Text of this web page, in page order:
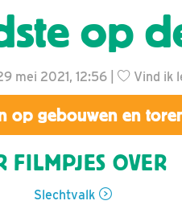
op
mei 2021, 12:56 | Vind ik
op gebouwen en
FILMPJES OVER
Slechtvalk